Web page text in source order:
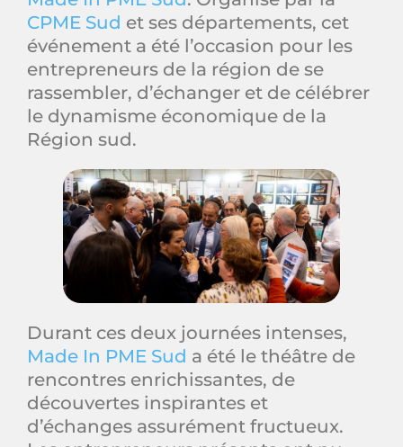
CPME Sud et ses départements, cet
événement a été l’occasion pour les
entrepreneurs de la région de se
rassembler, d’échanger et de célébrer
le dynamisme économique de la
Région sud.
Durant ces deux journées intenses,
Made In PME Sud a été le théâtre de
rencontres enrichissantes, de
découvertes inspirantes et
d’échanges assurément fructueux.